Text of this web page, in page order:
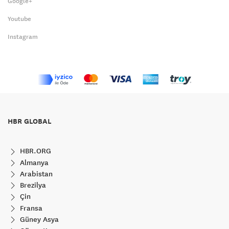
Youtube
Instagram
HBR GLOBAL
HBR.ORG
Almanya
Arabistan
Brezilya
Çin
Fransa
Güney Asya